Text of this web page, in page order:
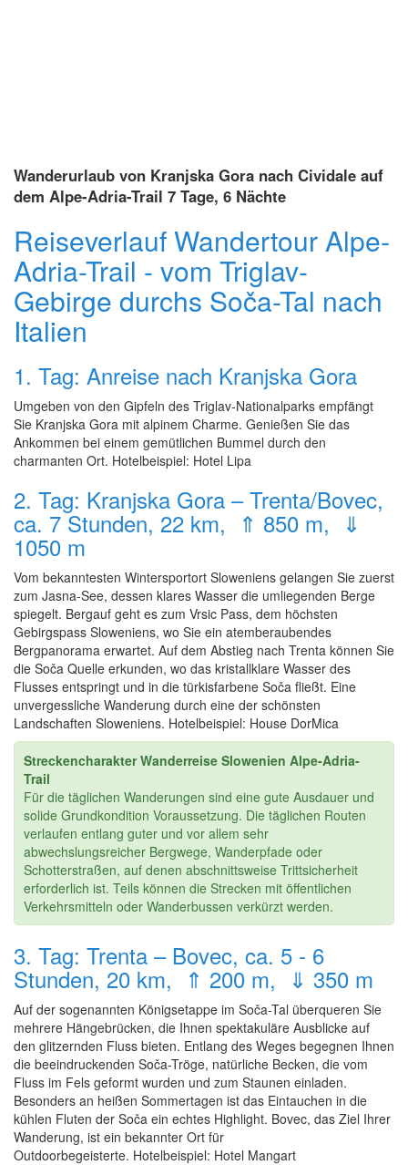
Wanderurlaub von Kranjska Gora nach Cividale auf
dem Alpe-Adria-Trail 7 Tage, 6 Nächte
Reiseverlauf Wandertour Alpe-
Adria-Trail - vom Triglav-
Gebirge durchs Soča-Tal nach
Italien
1. Tag: Anreise nach Kranjska Gora
Umgeben von den Gipfeln des Triglav-Nationalparks empfängt
Sie Kranjska Gora mit alpinem Charme. Genießen Sie das
Ankommen bei einem gemütlichen Bummel durch den
charmanten Ort. Hotelbeispiel: Hotel Lipa
2. Tag: Kranjska Gora – Trenta/Bovec,
ca. 7 Stunden, 22 km, ⇑ 850 m, ⇓
1050 m
Vom bekanntesten Wintersportort Sloweniens gelangen Sie zuerst
zum Jasna-See, dessen klares Wasser die umliegenden Berge
spiegelt. Bergauf geht es zum Vrsic Pass, dem höchsten
Gebirgspass Sloweniens, wo Sie ein atemberaubendes
Bergpanorama erwartet. Auf dem Abstieg nach Trenta können Sie
die Soča Quelle erkunden, wo das kristallklare Wasser des
Flusses entspringt und in die türkisfarbene Soča fließt. Eine
unvergessliche Wanderung durch eine der schönsten
Landschaften Sloweniens. Hotelbeispiel: House DorMica
Streckencharakter Wanderreise Slowenien Alpe-Adria-
Trail
Für die täglichen Wanderungen sind eine gute Ausdauer und
solide Grundkondition Voraussetzung. Die täglichen Routen
verlaufen entlang guter und vor allem sehr
abwechslungsreicher Bergwege, Wanderpfade oder
Schotterstraßen, auf denen abschnittsweise Trittsicherheit
erforderlich ist. Teils können die Strecken mit öffentlichen
Verkehrsmitteln oder Wanderbussen verkürzt werden.
3. Tag: Trenta – Bovec, ca. 5 - 6
Stunden, 20 km, ⇑ 200 m, ⇓ 350 m
Auf der sogenannten Königsetappe im Soča-Tal überqueren Sie
mehrere Hängebrücken, die Ihnen spektakuläre Ausblicke auf
den glitzernden Fluss bieten. Entlang des Weges begegnen Ihnen
die beeindruckenden Soča-Tröge, natürliche Becken, die vom
Fluss im Fels geformt wurden und zum Staunen einladen.
Besonders an heißen Sommertagen ist das Eintauchen in die
kühlen Fluten der Soča ein echtes Highlight. Bovec, das Ziel Ihrer
Wanderung, ist ein bekannter Ort für
Outdoorbegeisterte. Hotelbeispiel: Hotel Mangart